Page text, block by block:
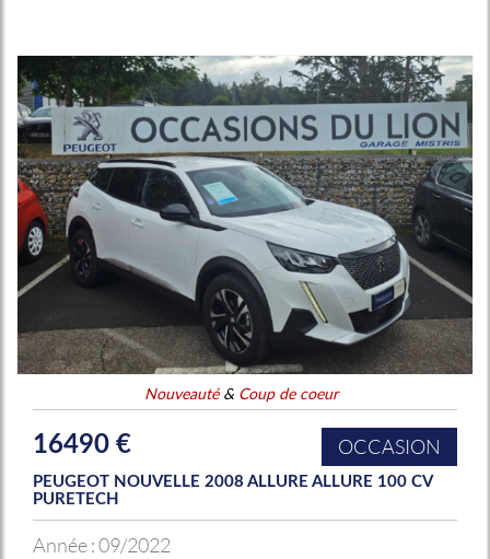
Nouveauté& Coup de coeur
16490 € OCCASION
PEUGEOT NOUVELLE 2008 ALLURE ALLURE 100 CV
PURETECH
Année :09/2022